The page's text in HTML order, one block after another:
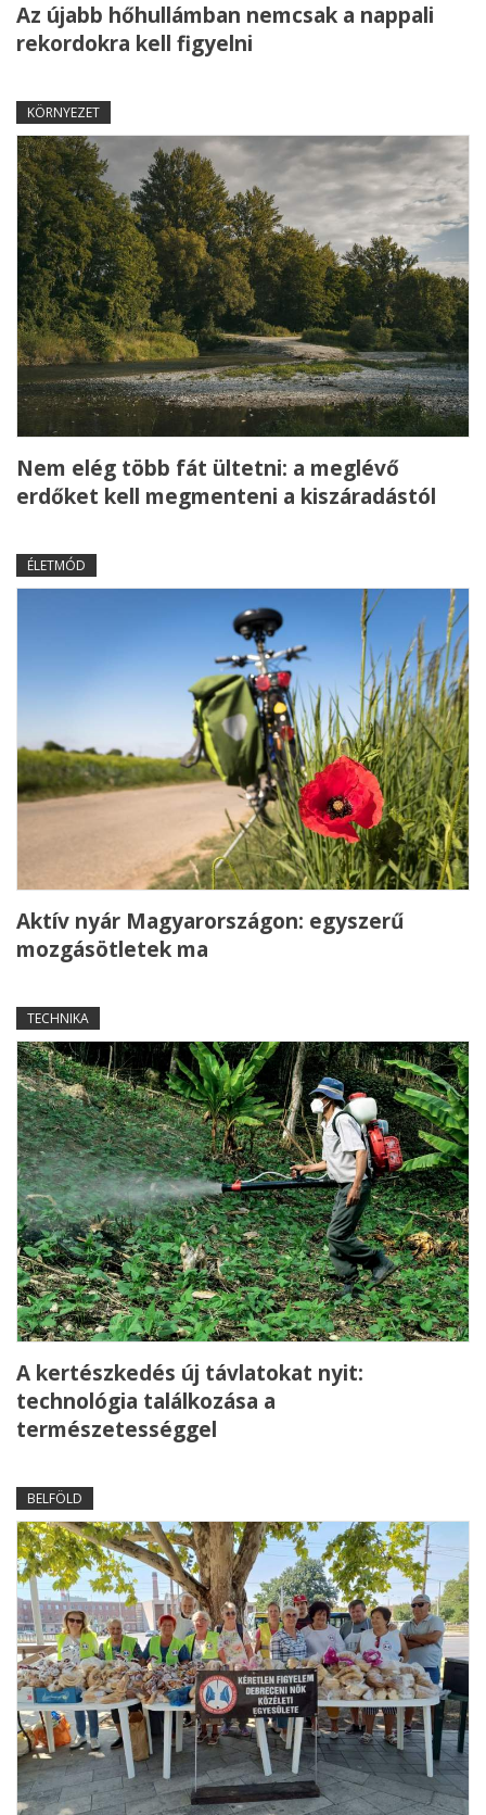
Az újabb hőhullámban nemcsak a nappali
rekordokra kell figyelni
KÖRNYEZET
Nem elég több fát ültetni: a meglévő
erdőket kell megmenteni a kiszáradástól
ÉLETMÓD
Aktív nyár Magyarországon: egyszerű
mozgásötletek ma
TECHNIKA
A kertészkedés új távlatokat nyit:
technológia találkozása a
természetességgel
BELFÖLD